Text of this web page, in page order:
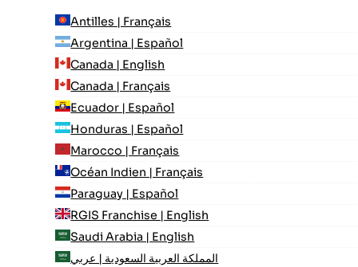
Antilles | Français
Argentina | Español
Canada | English
Canada | Français
Ecuador | Español
Honduras | Español
Marocco | Français
Océan Indien | Français
Paraguay | Español
RGIS Franchise | English
Saudi Arabia | English
المملكة العربية السعودية | عربي